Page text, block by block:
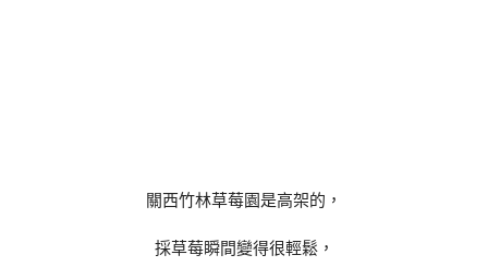
關西竹林草莓園是高架的，
採草莓瞬間變得很輕鬆，